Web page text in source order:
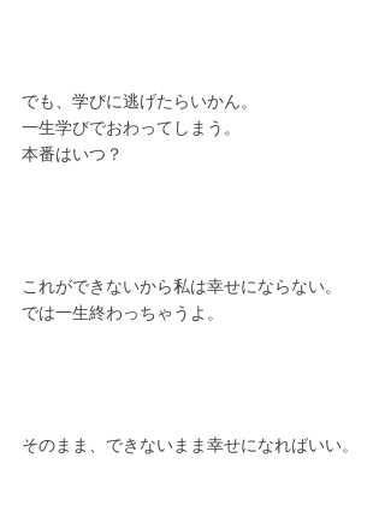
でも、学びに逃げたらいかん。
一生学びでおわってしまう。
本番はいつ？
これができないから私は幸せにならない。
では一生終わっちゃうよ。
そのまま、できないまま幸せになればいい。